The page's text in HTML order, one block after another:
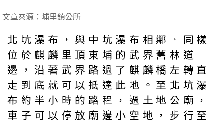
文章來源：埔里鎮公所
北坑瀑布，與中坑瀑布相鄰，同樣
位於麒麟里頂東埔的武界舊林道
邊，沿著武界路過了麒麟橋左轉直
走到底就可以抵達此地。至北坑瀑
布約半小時的路程，過土地公廟，
車子可以停放廟邊小空地，步行至